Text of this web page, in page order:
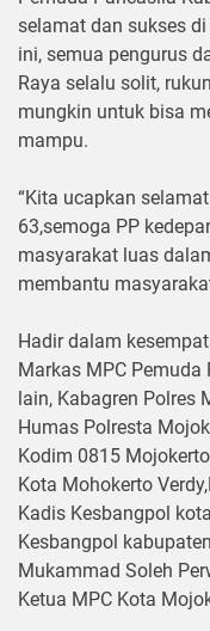
selamat dan sukses
ini, semua pengurus
Raya selalu solit,
mungkin untuk bisa
mampu.
“Kita ucapkan
63,semoga PP
masyarakat luas
membantu
Hadir dalam
Markas MPC
lain, Kabagren Polres
Humas Polresta
Kodim 0815
Kota Mohokerto
Kadis Kesbangpol
Kesbangpol
Mukammad Soleh
Ketua MPC Kota